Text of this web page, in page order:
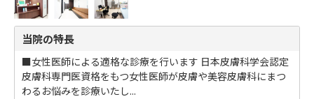
当院の特長
■女性医師による適格な診療を行います 日本皮膚科学会認定
皮膚科専門医資格をもつ女性医師が皮膚や美容皮膚科にまつ
わるお悩みを診療いたし...